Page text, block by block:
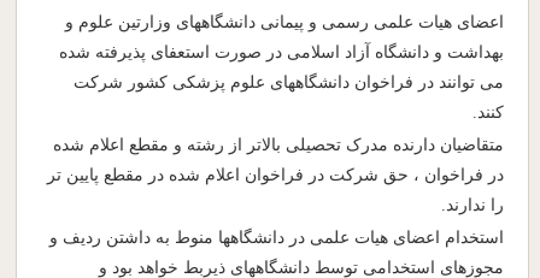
اعضای هیات علمی رسمی و پیمانی دانشگاههای وزارتین علوم و
بهداشت و دانشگاه آزاد اسلامی در صورت استعفای پذیرفته شده
می توانند در فراخوان دانشگاههای علوم پزشکی کشور شرکت
کنند.
متقاضیان دارنده مدرک تحصیلی بالاتر از رشته و مقطع اعلام شده
در فراخوان ، حق شرکت در فراخوان اعلام شده در مقطع پایین تر
را ندارند.
استخدام اعضای هیات علمی در دانشگاهها منوط به داشتن ردیف و
مجوزهای استخدامی توسط دانشگاههای ذیربط خواهد بود و